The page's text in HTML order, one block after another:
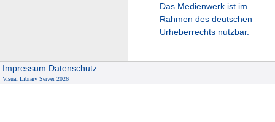
Das Medienwerk ist im
Rahmen des deutschen
Urheberrechts nutzbar.
Impressum Datenschutz
Visual Library Server 2026